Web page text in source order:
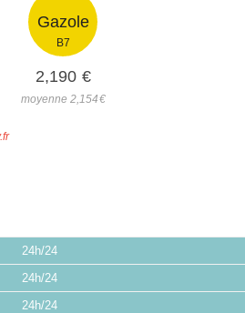
Gazole
B7
2,190 €
moyenne 2,154€
24h/24
24h/24
24h/24